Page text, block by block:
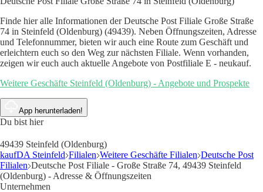
Finde hier alle Informationen der Deutsche Post Filiale Große Straße
74 in Steinfeld (Oldenburg) (49439). Neben Öffnungszeiten, Adresse
und Telefonnummer, bieten wir auch eine Route zum Geschäft und
erleichtern euch so den Weg zur nächsten Filiale. Wenn vorhanden,
zeigen wir euch auch aktuelle Angebote von Postfiliale E - neukauf.
Weitere Geschäfte Steinfeld (Oldenburg) - Angebote und Prospekte
App herunterladen!
Du bist hier
49439 Steinfeld (Oldenburg)
kaufDA Steinfeld Filialen Weitere Geschäfte Filialen Deutsche Post
Filialen Deutsche Post Filiale - Große Straße 74, 49439 Steinfeld
(Oldenburg) - Adresse & Öffnungszeiten
Unternehmen